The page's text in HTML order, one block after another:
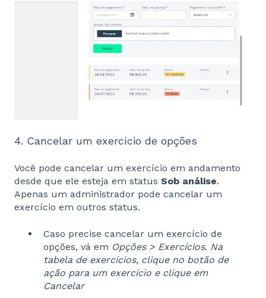
4. Cancelar um exercício de opções
Você pode cancelar um exercício em andamento
desde que ele esteja em status Sob análise.
Apenas um administrador pode cancelar um
exercício em outros status.
Caso precise cancelar um exercício de
opções, vá em Opções > Exercícios. Na
tabela de exercícios, clique no botão de
ação para um exercício e clique em
Cancelar